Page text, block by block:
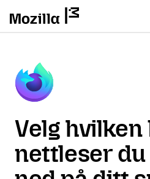
Velg hvilken
nettleser du